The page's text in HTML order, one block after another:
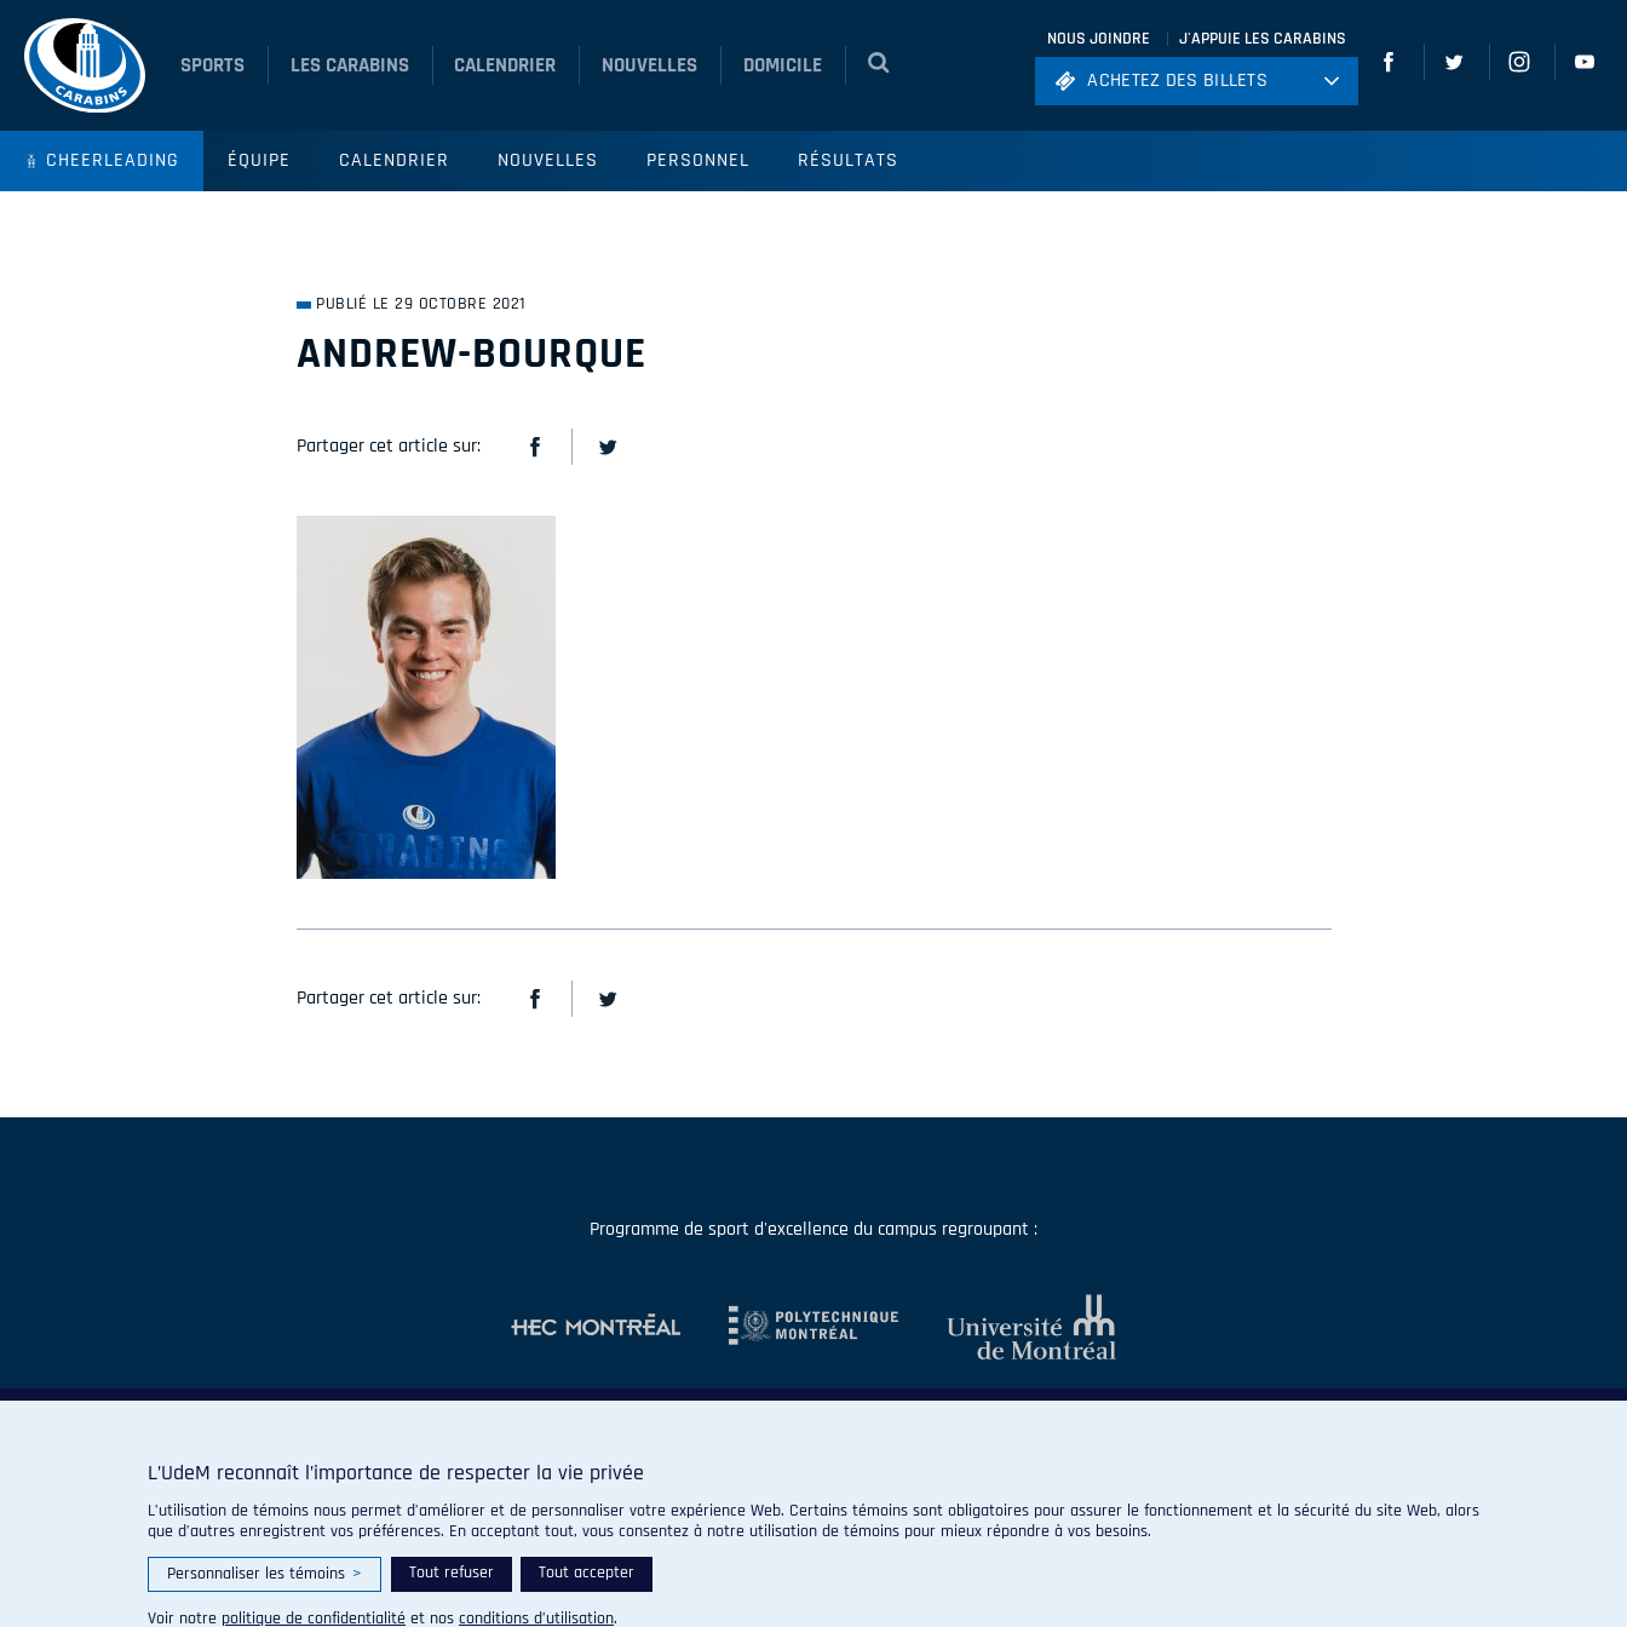
SPORTS LES CARABINS CALENDRIER NOUVELLES DOMICILE
NOUS JOINDRE J'APPUIE LES CARABINS
ACHETEZ DES BILLETS
ACHETEZ DES BILLETS
CHEERLEADING ÉQUIPE CALENDRIER NOUVELLES PERSONNEL RÉSULTATS
PUBLIÉ LE 29 OCTOBRE 2021
ANDREW-BOURQUE
Partager cet article sur:
Partager cet article sur:
Programme de sport d'excellence du campus regroupant :
© 2026 Carabins de l'Université de Montréal. Tous droits réservés.
L’UdeM reconnaît l’importance de respecter la vie privée
L’utilisation de témoins nous permet d’améliorer et de personnaliser votre expérience Web. Certains témoins sont obligatoires pour assurer le fonctionnement et la sécurité du site Web, alors
que d’autres enregistrent vos préférences. En acceptant tout, vous consentez à notre utilisation de témoins pour mieux répondre à vos besoins.
Personnaliser les témoins > Tout refuser Tout accepter
Voir notre politique de confidentialité et nos conditions d’utilisation.